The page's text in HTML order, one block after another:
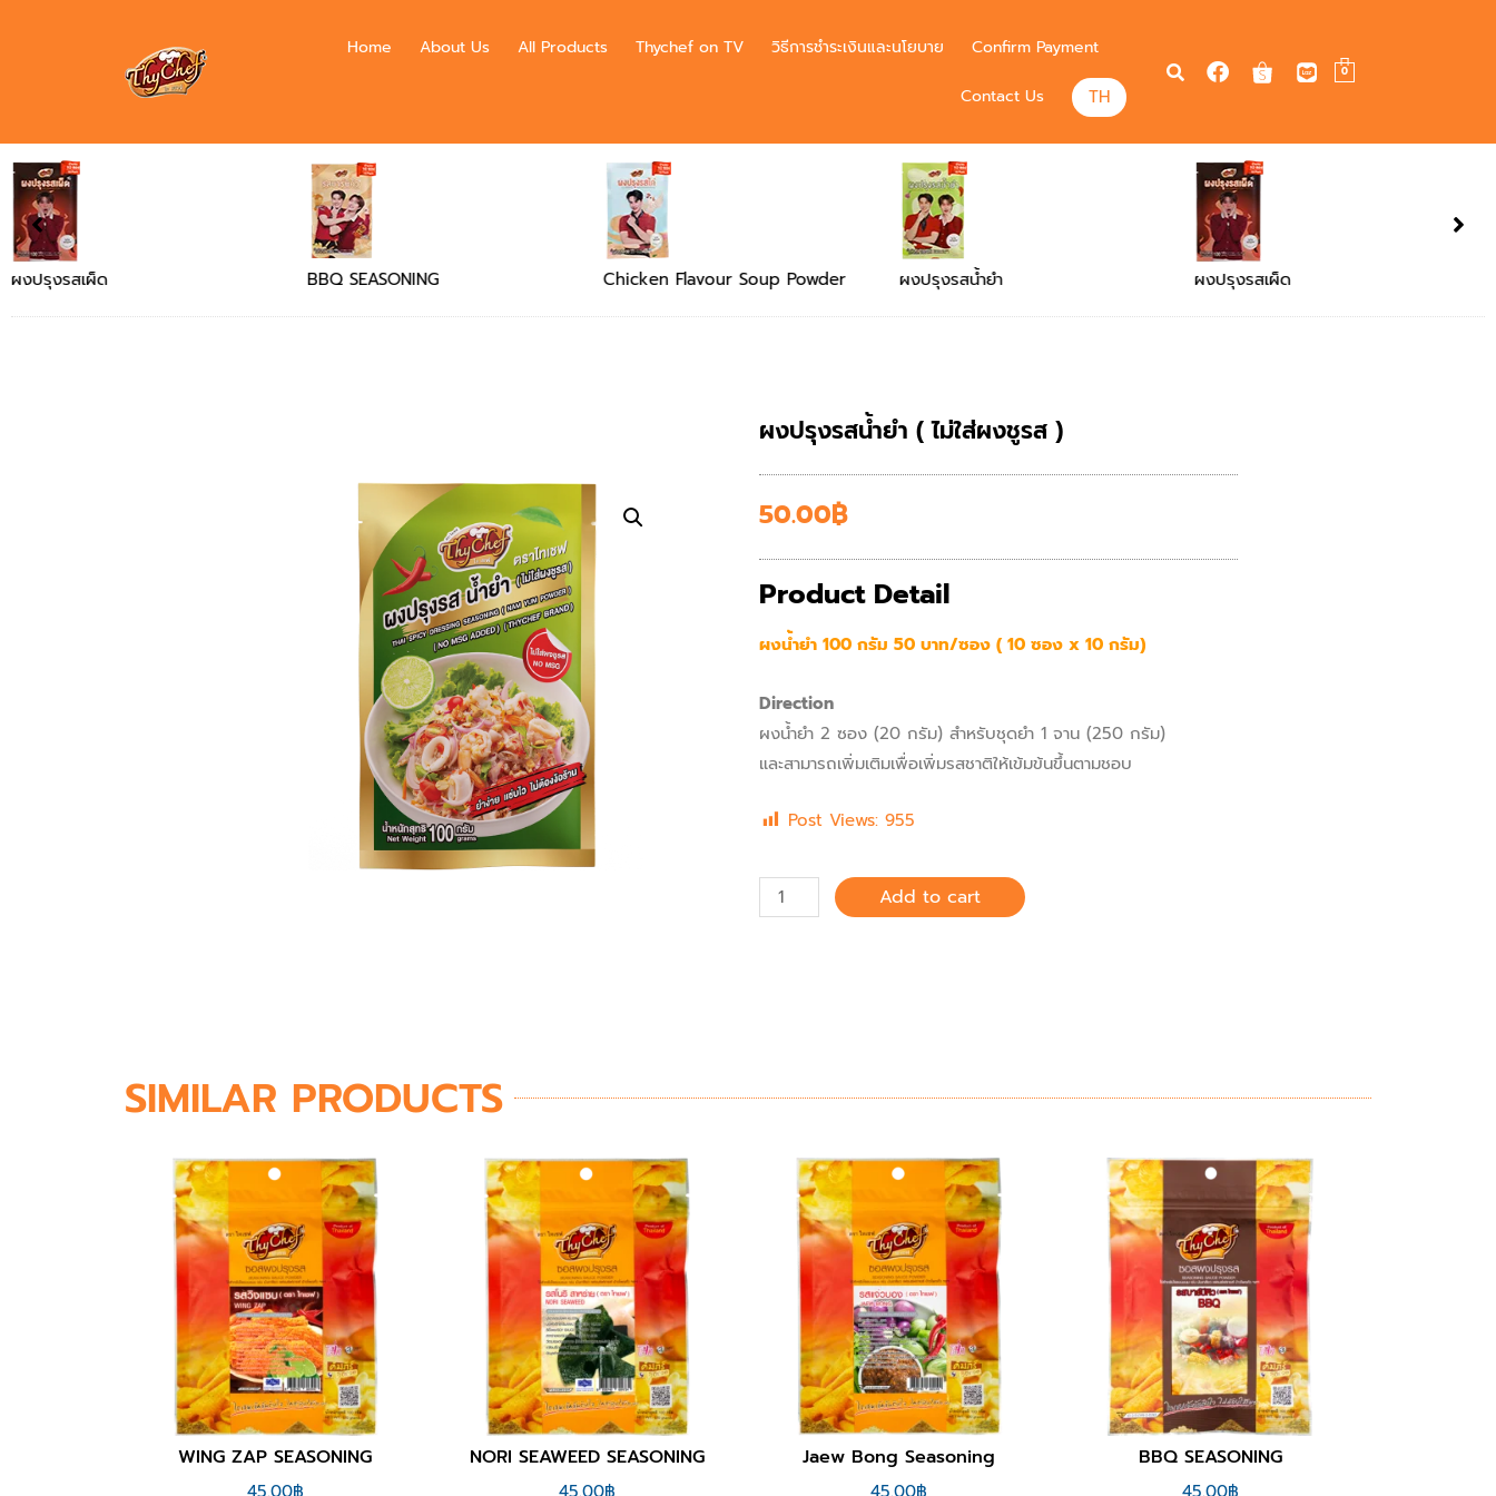
Home About Us All Products Thychef on TV วิธีการชำระเงินและนโยบาย Confirm Payment
Contact Us TH
0
BBQ SEASONING Chicken Flavour Soup Powder ผงปรุงรสน้ำยำ ผงปรุงรสเผ็ด BBQ SEASONING
ผงปรุงรสน้ำยำ ( ไม่ใส่ผงชูรส )
50.00฿
Product Detail
ผงน้ำยำ 100 กรัม 50 บาท/ซอง ( 10 ซอง x 10 กรัม)
Direction
ผงน้ำยำ 2 ซอง (20 กรัม) สำหรับชุดยำ 1 จาน (250 กรัม)
และสามารถเพิ่มเติมเพื่อเพิ่มรสชาติให้เข้มข้นขึ้นตามชอบ
Post Views: 955
Add to cart
SIMILAR PRODUCTS
NORI SEAWEED SEASONING
45.00฿
Jaew Bong Seasoning
45.00฿
BBQ SEASONING
45.00฿
WING ZAP SEASONING
45.00฿